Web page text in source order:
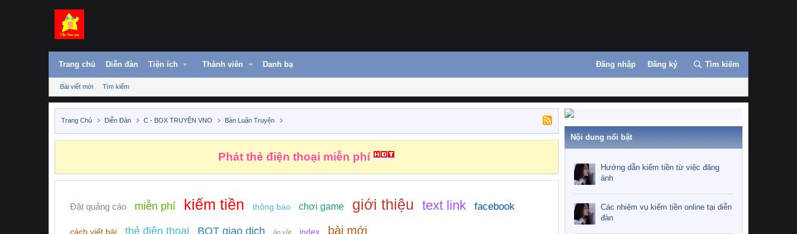
Trang chủ Diễn đàn Tiện ích Thành viên Danh bạ Đăng nhập Đăng ký Tìm kiếm
Bài viết mới Tìm kiếm
Trang Chủ Diễn Đàn C - BOX TRUYỆN VNO Bàn Luận Truyện
Phát thẻ điện thoại miễn phí
Đặt quảng cáo miễn phí kiếm tiền thông báo chơi game giới thiệu text link facebook
cách viết bài thẻ điện thoại BOT giao dịch ăn vặt index bài mới
Nội dung nổi bật
Hướng dẫn kiếm tiền từ việc đăng
ảnh
Các nhiệm vụ kiếm tiền online tại diễn
đàn